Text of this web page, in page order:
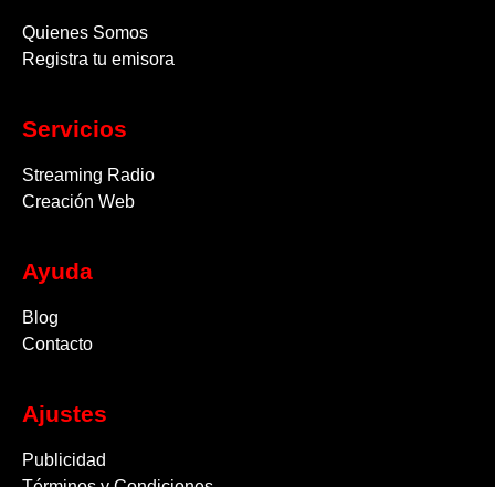
Quienes Somos
Registra tu emisora
Servicios
Streaming Radio
Creación Web
Ayuda
Blog
Contacto
Ajustes
Publicidad